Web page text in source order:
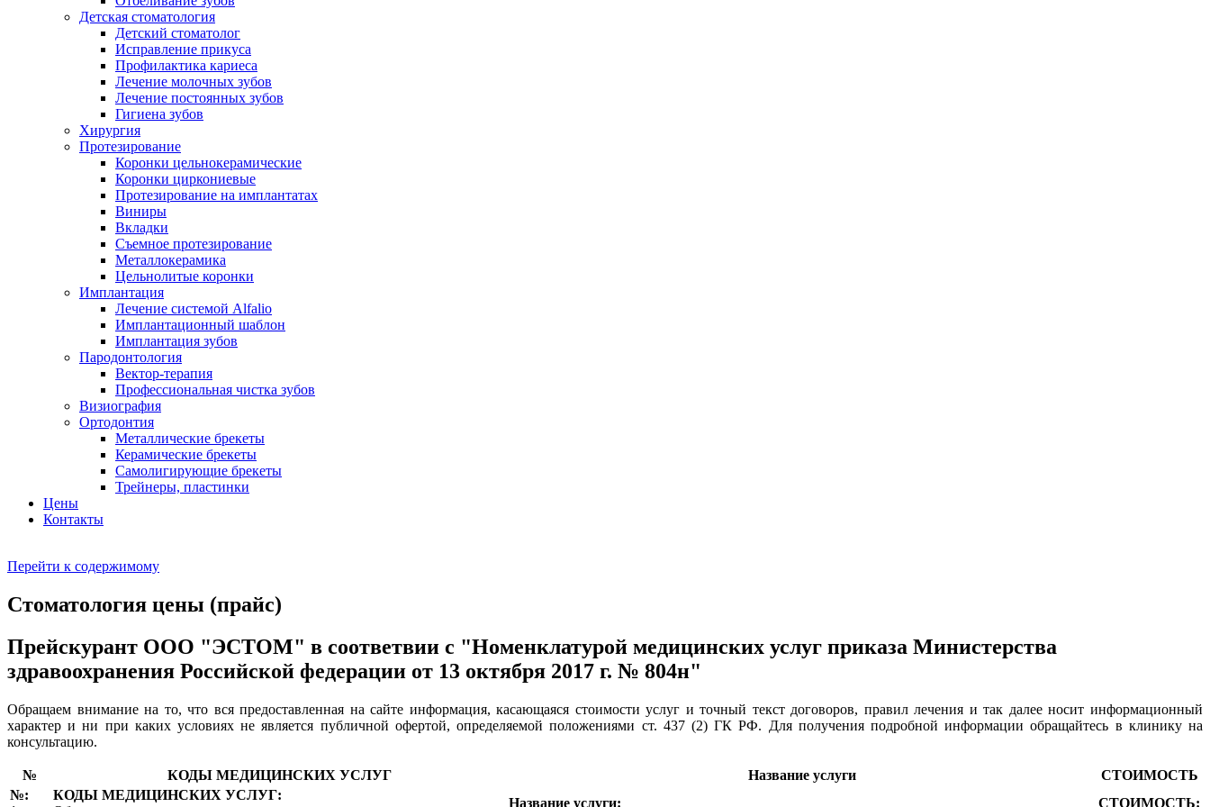
Детская стоматология
Детский стоматолог
Исправление прикуса
Профилактика кариеса
Лечение молочных зубов
Лечение постоянных зубов
Гигиена зубов
Хирургия
Протезирование
Коронки цельнокерамические
Коронки циркониевые
Протезирование на имплантатах
Виниры
Вкладки
Съемное протезирование
Металлокерамика
Цельнолитые коронки
Имплантация
Лечение системой Alfalio
Имплантационный шаблон
Имплантация зубов
Пародонтология
Вектор-терапия
Профессиональная чистка зубов
Визиография
Ортодонтия
Металлические брекеты
Керамические брекеты
Самолигирующие брекеты
Трейнеры, пластинки
Цены
Контакты
Перейти к содержимому
Стоматология цены (прайс)
Прейскурант ООО "ЭСТОМ" в соответвии с "Номенклатурой медицинских услуг приказа Министерства
здравоохранения Российской федерации от 13 октября 2017 г. № 804н"
Обращаем внимание на то, что вся предоставленная на сайте информация, касающаяся стоимости услуг и точный текст договоров, правил лечения и так далее носит информационный
характер и ни при каких условиях не является публичной офертой, определяемой положениями ст. 437 (2) ГК РФ. Для получения подробной информации обращайтесь в клинику на
консультацию.
№ КОДЫ МЕДИЦИНСКИХ УСЛУГ Название услуги
СТОИМОСТЬ
№:
КОДЫ МЕДИЦИНСКИХ УСЛУГ:
Название услуги: СТОИМОСТЬ: